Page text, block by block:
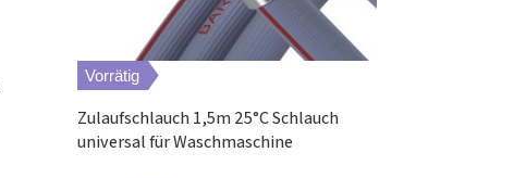
Vorrätig
Zulaufschlauch 1,5m 25°C Schlauch
universal für Waschmaschine